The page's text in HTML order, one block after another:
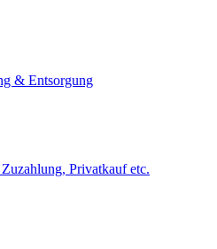
& Entsorgung
Privatkauf etc.